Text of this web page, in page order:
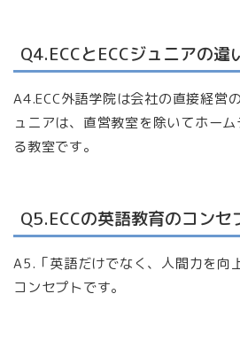
Q4.ECCとECCジュニアの違
A4.ECC外語学院は会社の直接経営
ュニアは、直営教室を除いてホー
る教室です。
Q5.ECCの英語教育のコンセ
A5.「英語だけでなく、人間力を向
コンセプトです。